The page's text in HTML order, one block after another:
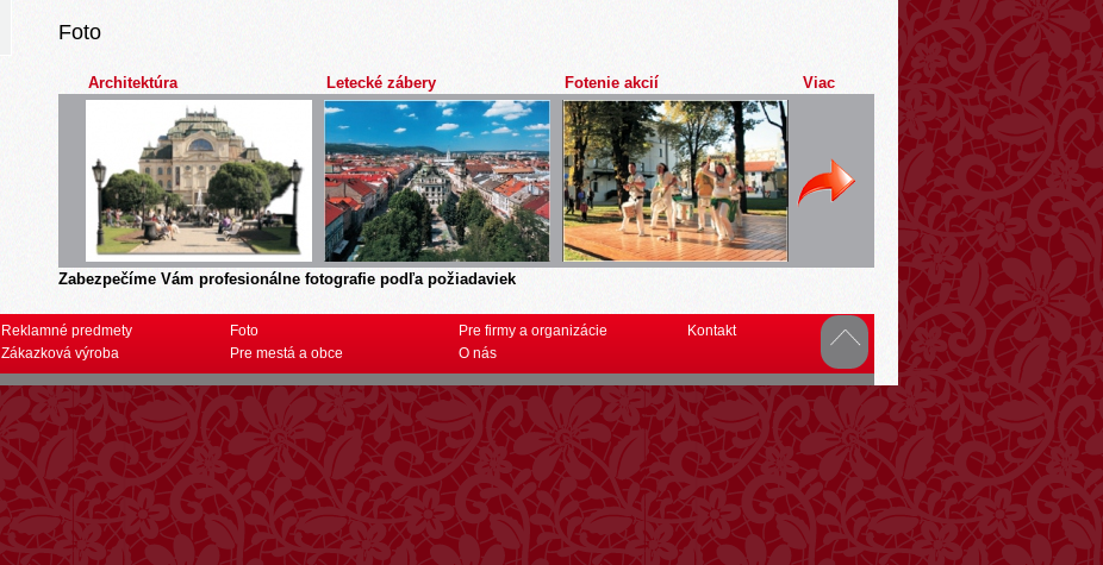
Foto
Architektúra Letecké zábery Fotenie akcií Viac
Zabezpečíme Vám profesionálne fotografie podľa požiadaviek
Reklamné predmety
Zákazková výroba
Foto
Pre mestá a obce
Pre firmy a organizácie
O nás
Kontakt